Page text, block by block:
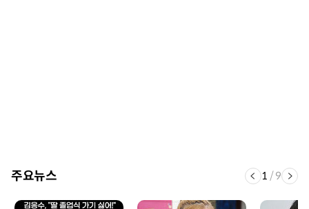
주요뉴스 1 /9